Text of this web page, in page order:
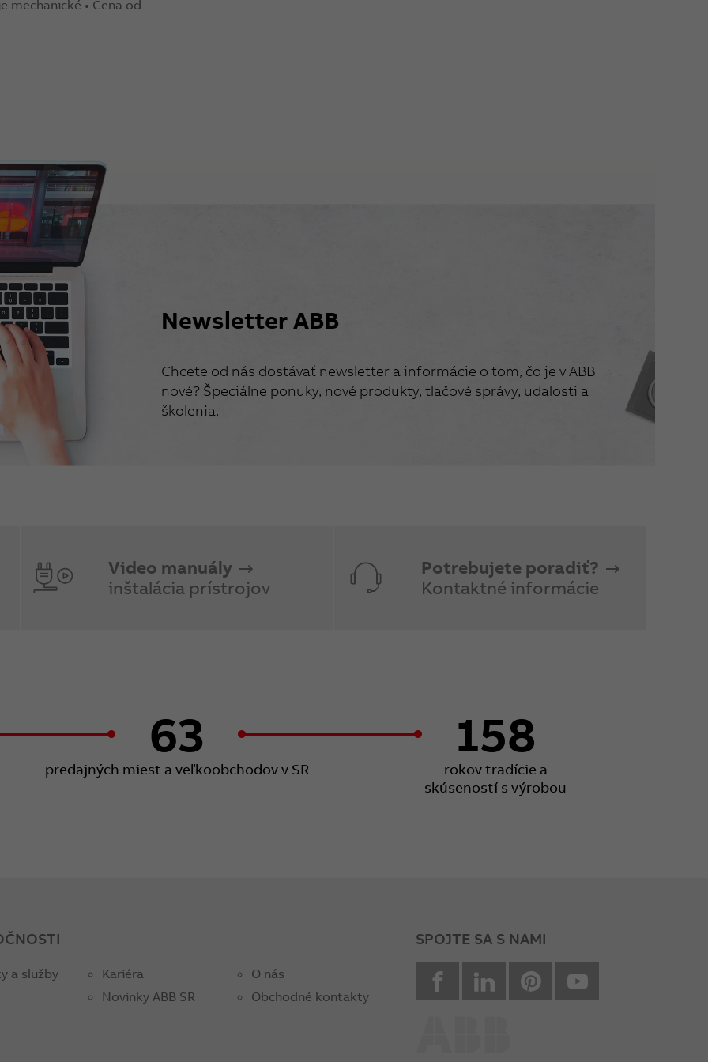
mechanické • Cena od
Newsletter ABB
Chcete od nás dostávať newsletter a informácie o tom, čo je v ABB
nové? Špeciálne ponuky, nové produkty, tlačové správy, udalosti a
školenia.
Video manuály
inštalácia prístrojov
Potrebujete poradiť?
Kontaktné informácie
63
predajných miest a veľkoobchodov v SR
158
rokov tradície a
skúseností s výrobou
a služby
Kariéra
Novinky ABB SR
O nás
Obchodné kontakty
SPOJTE SA S NAMI
facebook Linkedin Pinterest